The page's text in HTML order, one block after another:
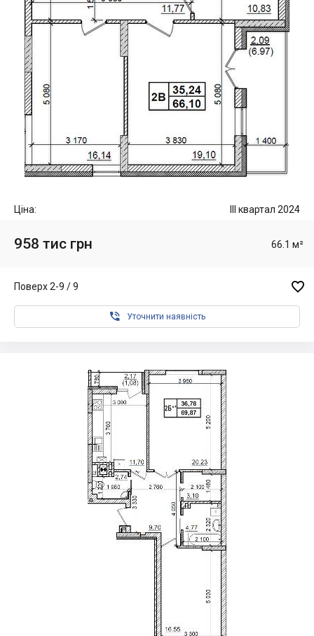
Ціна: III квартал 2024
958 тис грн 66.1 м²
Поверх 2-9 / 9 
 Уточнити наявність